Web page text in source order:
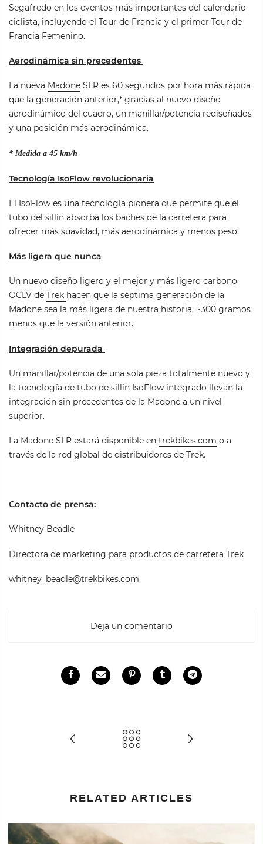
Segafredo en los eventos más importantes del calendario
ciclista, incluyendo el Tour de Francia y el primer Tour de
Francia Femenino.
Aerodinámica sin precedentes
La nueva Madone SLR es 60 segundos por hora más rápida
que la generación anterior,* gracias al nuevo diseño
aerodinámico del cuadro, un manillar/potencia rediseñados
y una posición más aerodinámica.
* Medida a 45 km/h
Tecnología IsoFlow revolucionaria
El IsoFlow es una tecnología pionera que permite que el
tubo del sillín absorba los baches de la carretera para
ofrecer más suavidad, más aerodinámica y menos peso.
Más ligera que nunca
Un nuevo diseño ligero y el mejor y más ligero carbono
OCLV de Trek hacen que la séptima generación de la
Madone sea la más ligera de nuestra historia, ~300 gramos
menos que la versión anterior.
Integración depurada
Un manillar/potencia de una sola pieza totalmente nuevo y
la tecnología de tubo de sillín IsoFlow integrado llevan la
integración sin precedentes de la Madone a un nivel
superior.
La Madone SLR estará disponible en trekbikes.com o a
través de la red global de distribuidores de Trek.
Contacto de prensa:
Whitney Beadle
Directora de marketing para productos de carretera Trek
whitney_beadle@trekbikes.com
Deja un comentario
RELATED ARTICLES